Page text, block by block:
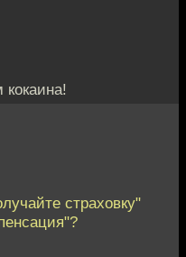
страховку"